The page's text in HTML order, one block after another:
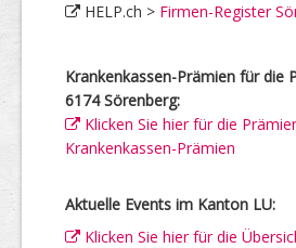
HELP.ch > Firmen-Register
Krankenkassen-Prämien für die
6174 Sörenberg:
Klicken Sie hier für die
Krankenkassen-Prämien
Aktuelle Events im Kanton LU:
Klicken Sie hier für die